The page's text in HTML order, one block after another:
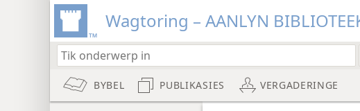
Wagtoring – AANLYN
BYBEL PUBLIKASIES VERGADERINGE